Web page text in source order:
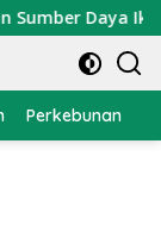
Daya Ikan
Perkebunan